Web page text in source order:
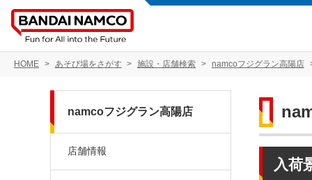
HOME あそび場をさがす 施設・店舗検索 namcoフジグラン高陽店
入荷
namcoフジグラン高陽店
店舗情報